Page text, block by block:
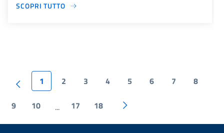
SCOPRI TUTTO
1 2 3 4 5 6 7 8
9 10 ... 17 18